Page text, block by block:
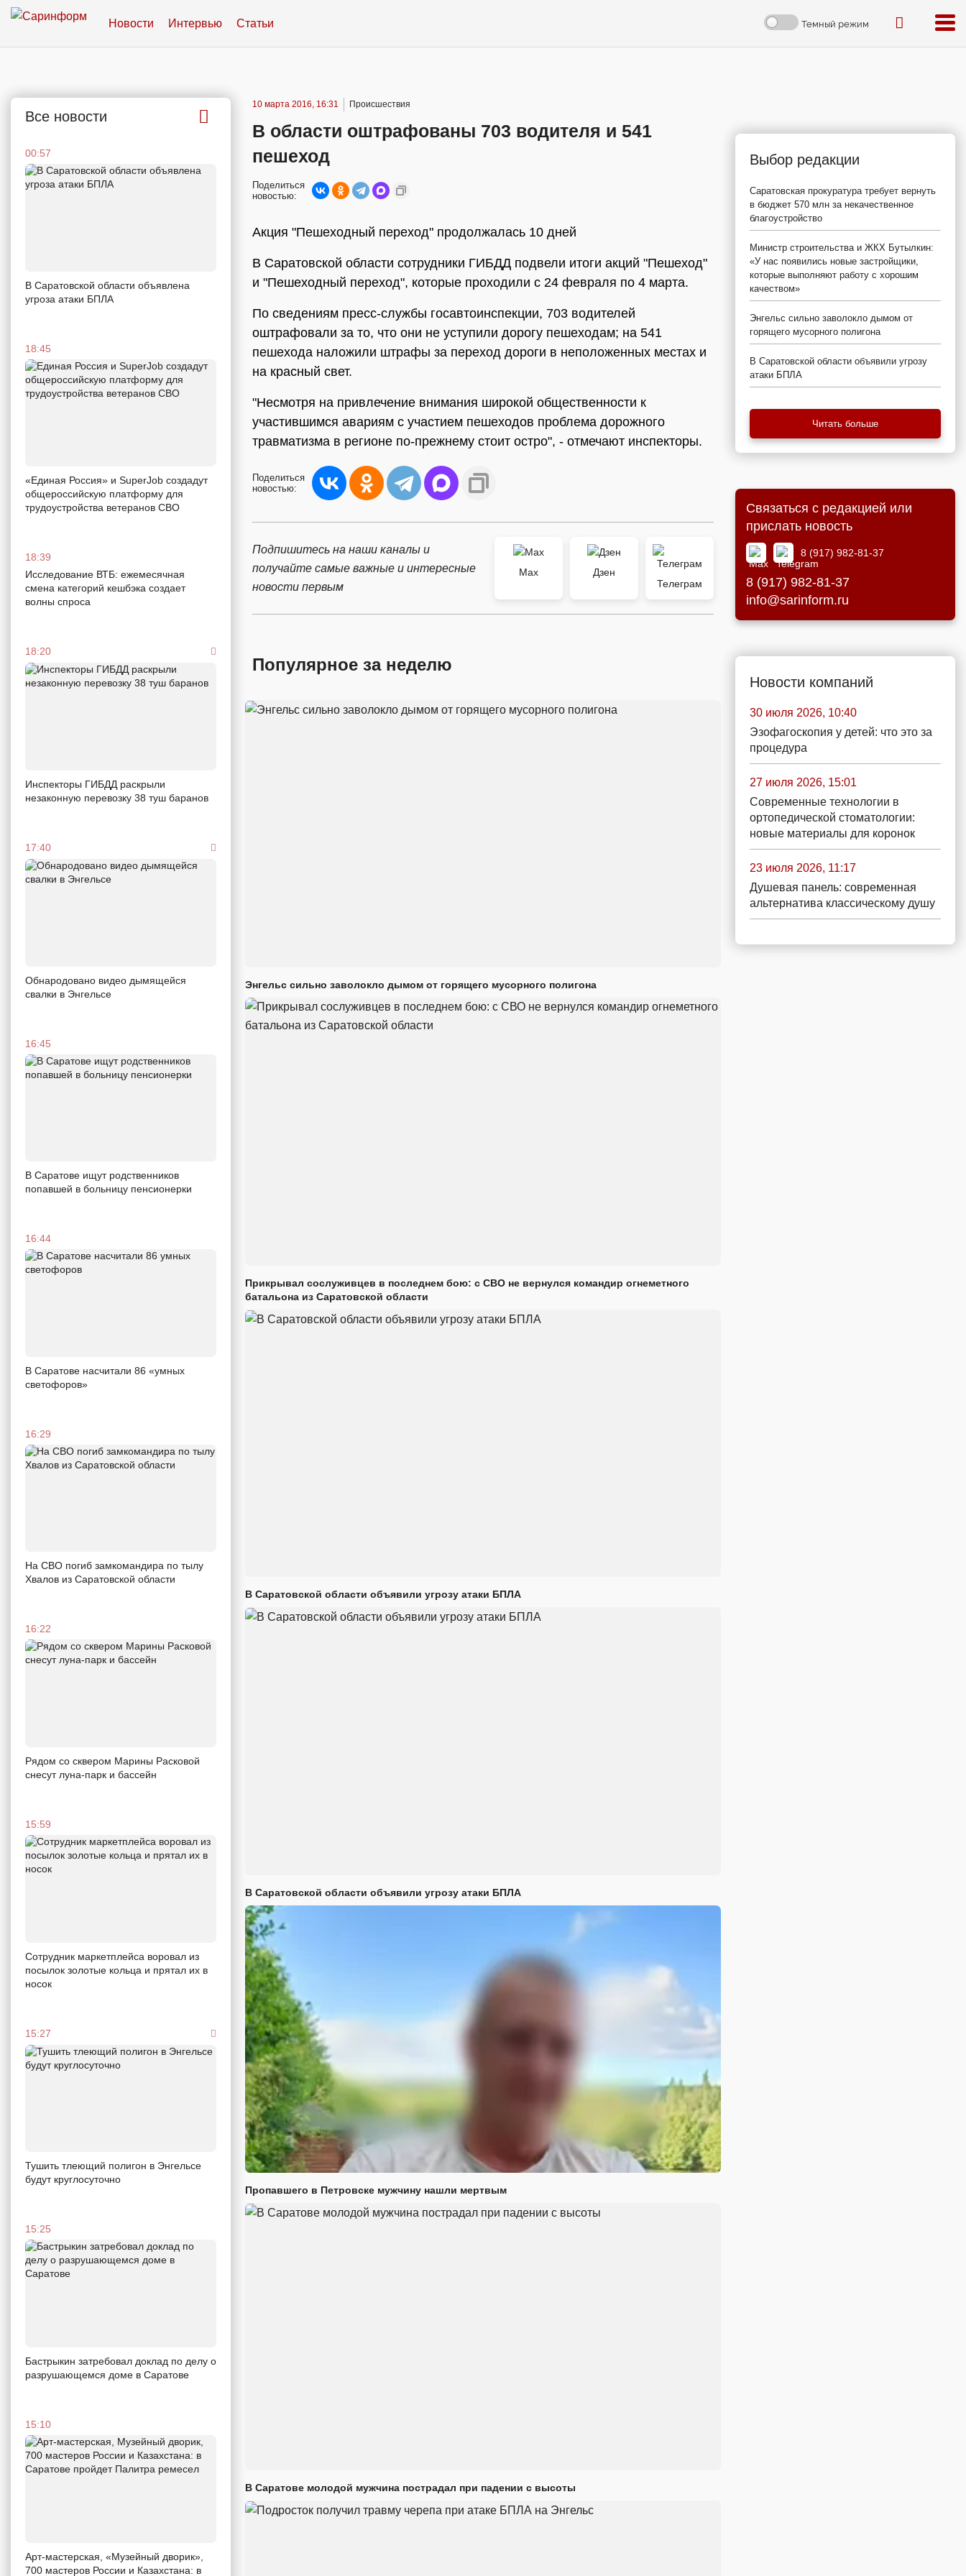
Новости Интервью Статьи Темный режим
Все новости
00:57
В Саратовской области объявлена
угроза атаки БПЛА
18:45
«Единая Россия» и SuperJob создадут
общероссийскую платформу для
трудоустройства ветеранов СВО
18:39
Исследование ВТБ: ежемесячная
смена категорий кешбэка создает
волны спроса
18:20
Инспекторы ГИБДД раскрыли
незаконную перевозку 38 туш баранов
17:40
Обнародовано видео дымящейся
свалки в Энгельсе
16:45
В Саратове ищут родственников
попавшей в больницу пенсионерки
16:44
В Саратове насчитали 86 «умных
светофоров»
16:29
На СВО погиб замкомандира по тылу
Хвалов из Саратовской области
16:22
Рядом со сквером Марины Расковой
снесут луна-парк и бассейн
15:59
Сотрудник маркетплейса воровал из
посылок золотые кольца и прятал их в
носок
15:27
Тушить тлеющий полигон в Энгельсе
будут круглосуточно
15:25
Бастрыкин затребовал доклад по делу о
разрушающемся доме в Саратове
15:10
Арт-мастерская, «Музейный дворик»,
700 мастеров России и Казахстана: в
10 марта 2016, 16:31 Происшествия
В области оштрафованы 703 водителя и 541
пешеход
Поделиться
новостью:
Акция "Пешеходный переход" продолжалась 10 дней
В Саратовской области сотрудники ГИБДД подвели итоги акций "Пешеход"
и "Пешеходный переход", которые проходили с 24 февраля по 4 марта.
По сведениям пресс-службы госавтоинспекции, 703 водителей
оштрафовали за то, что они не уступили дорогу пешеходам; на 541
пешехода наложили штрафы за переход дороги в неположенных местах и
на красный свет.
"Несмотря на привлечение внимания широкой общественности к
участившимся авариям с участием пешеходов проблема дорожного
травматизма в регионе по-прежнему стоит остро", - отмечают инспекторы.
Поделиться
новостью:
Подпишитесь на наши каналы и
получайте самые важные и интересные
новости первым
Max
Дзен
Телеграм
Популярное за неделю
Энгельс сильно заволокло дымом от горящего мусорного полигона
Прикрывал сослуживцев в последнем бою: с СВО не вернулся командир огнеметного
батальона из Саратовской области
В Саратовской области объявили угрозу атаки БПЛА
В Саратовской области объявили угрозу атаки БПЛА
Пропавшего в Петровске мужчину нашли мертвым
В Саратове молодой мужчина пострадал при падении с высоты
Выбор редакции
Саратовская прокуратура требует вернуть
в бюджет 570 млн за некачественное
благоустройство
Министр строительства и ЖКХ Бутылкин:
«У нас появились новые застройщики,
которые выполняют работу с хорошим
качеством»
Энгельс сильно заволокло дымом от
горящего мусорного полигона
В Саратовской области объявили угрозу
атаки БПЛА
Читать больше
Связаться с редакцией или
прислать новость
8 (917) 982-81-37
8 (917) 982-81-37
info@sarinform.ru
Новости компаний
30 июля 2026, 10:40
Эзофагоскопия у детей: что это за
процедура
27 июля 2026, 15:01
Современные технологии в
ортопедической стоматологии:
новые материалы для коронок
23 июля 2026, 11:17
Душевая панель: современная
альтернатива классическому душу